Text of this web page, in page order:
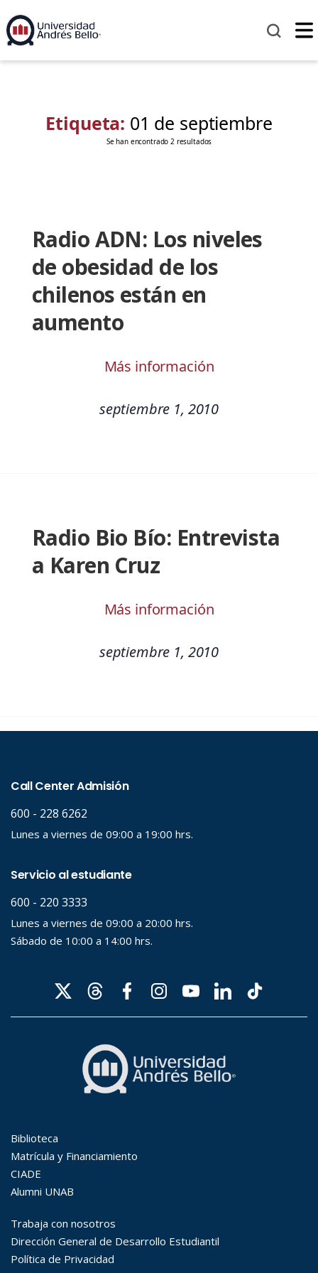
Etiqueta: 01 de septiembre
Se han encontrado 2 resultados
Radio ADN: Los niveles
de obesidad de los
chilenos están en
aumento
Más información
septiembre 1, 2010
Radio Bio Bío: Entrevista
a Karen Cruz
Más información
septiembre 1, 2010